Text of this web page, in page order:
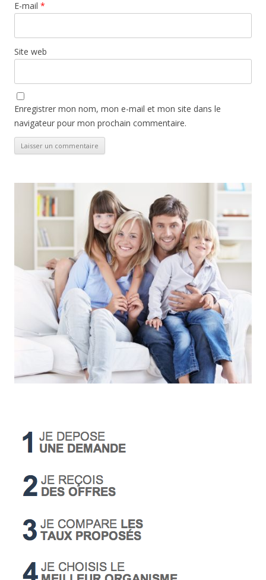
E-mail *
Site web
Enregistrer mon nom, mon e-mail et mon site dans le
navigateur pour mon prochain commentaire.